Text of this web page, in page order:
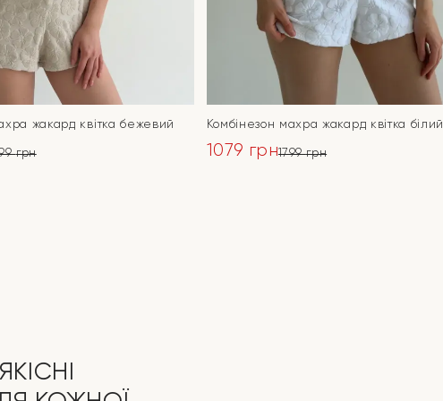
жакард квітка бежевий
грн
Комбінезон махра жакард квітка білий
1799грн
1079 грн